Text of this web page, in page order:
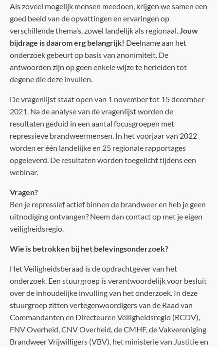
Als zoveel mogelijk mensen meedoen, krijgen we samen een
goed beeld van de opvattingen en ervaringen op
verschillende thema’s, zowel landelijk als regionaal. Jouw
bijdrage is daarom erg belangrijk! Deelname aan het
onderzoek gebeurt op basis van anonimiteit. De
antwoorden zijn op geen enkele wijze te herleiden tot
degene die deze invullen.
De vragenlijst staat open van 1 november tot 15 december
2021. Na de analyse van de vragenlijst worden de
resultaten geduid in een aantal focusgroepen met
repressieve brandweermensen. In het voorjaar van 2022
worden er één landelijke en 25 regionale rapportages
opgeleverd. De resultaten worden toegelicht tijdens een
webinar.
Vragen?
Ben je repressief actief binnen de brandweer en heb je geen
uitnodiging ontvangen? Neem dan contact op met je eigen
veiligheidsregio.
Wie is betrokken bij het belevingsonderzoek?
Het Veiligheidsberaad is de opdrachtgever van het
onderzoek. Een stuurgroep is verantwoordelijk voor besluit
over de inhoudelijke invulling van het onderzoek. In deze
stuurgroep zitten vertegenwoordigers van de Raad van
Commandanten en Directeuren Veiligheidsregio (RCDV),
FNV Overheid, CNV Overheid, de CMHF, de Vakvereniging
Brandweer Vrijwilligers (VBV), het ministerie van Justitie en